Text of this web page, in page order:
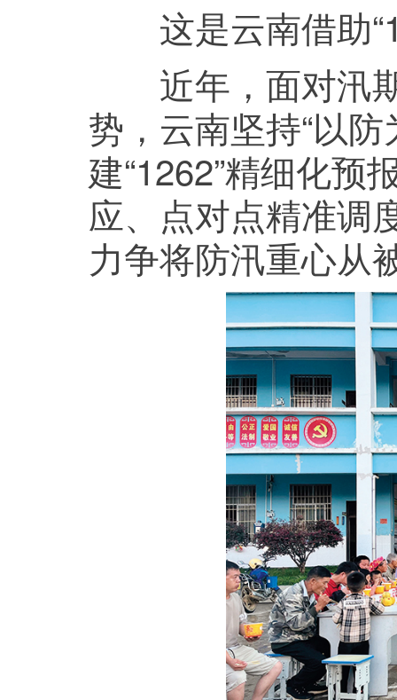
这是云南借助
近年，面对汛期
势，云南坚持“以
建“1262”精细化预
应、点对点精准调
力争将防汛重心从